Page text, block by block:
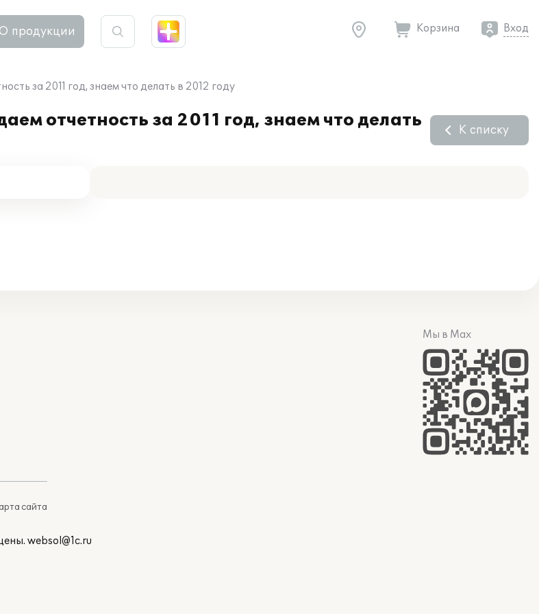
О продукции Корзина Вход
за 2011 год, знаем что делать в 2012 году
отчетность за 2011 год, знаем что делать
К списку
сайта
Мы в Max
websol@1c.ru